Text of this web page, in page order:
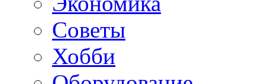
Советы
Хобби